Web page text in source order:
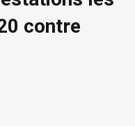
contre